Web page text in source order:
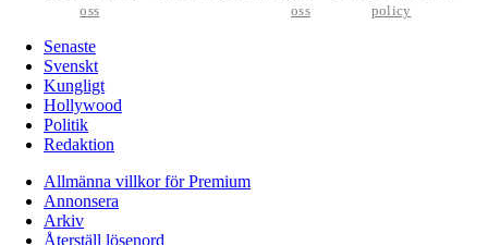
oss
oss
policy
Senaste
Svenskt
Kungligt
Hollywood
Politik
Redaktion
Allmänna villkor för Premium
Annonsera
Arkiv
Återställ lösenord